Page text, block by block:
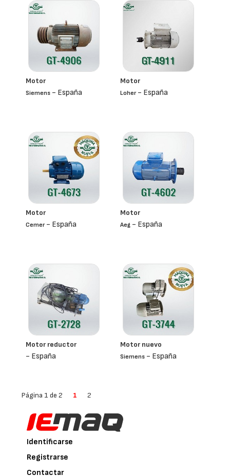
Motor
Siemens - España
Motor
Loher- España
Motor
Cemer- España
Motor
Aeg - España
Motor reductor
- España
Motor nuevo
Siemens - España
Página 1 de 2 1 2
Identificarse
Registrarse
Contactar